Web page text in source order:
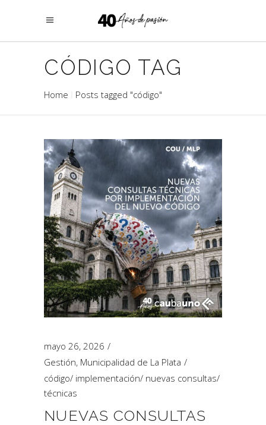
CÓDIGO TAG
Home Posts tagged "código"
mayo 26, 2026
Gestión, Municipalidad de La Plata
código/ implementación/ nuevas consultas/
técnicas
NUEVAS CONSULTAS